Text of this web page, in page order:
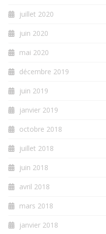
juillet 2020
juin 2020
mai 2020
décembre 2019
juin 2019
janvier 2019
octobre 2018
juillet 2018
juin 2018
avril 2018
mars 2018
janvier 2018